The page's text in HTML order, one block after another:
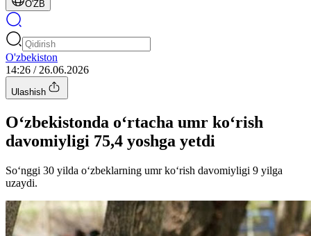
O'ZB
O'zbekiston
14:26 / 26.06.2026
Ulashish
O‘zbekistonda o‘rtacha umr ko‘rish
davomiyligi 75,4 yoshga yetdi
So‘nggi 30 yilda o‘zbeklarning umr ko‘rish davomiyligi 9 yilga
uzaydi.